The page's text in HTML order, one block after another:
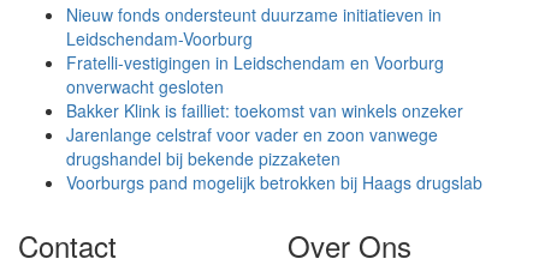
Nieuw fonds ondersteunt duurzame initiatieven in
Leidschendam-Voorburg
Fratelli-vestigingen in Leidschendam en Voorburg
onverwacht gesloten
Bakker Klink is failliet: toekomst van winkels onzeker
Jarenlange celstraf voor vader en zoon vanwege
drugshandel bij bekende pizzaketen
Voorburgs pand mogelijk betrokken bij Haags drugslab
Contact Over Ons